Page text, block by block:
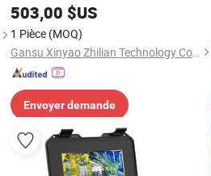
1.28in Caméra Insta 360 Caméra
Sportive Mini Vidéo
503,00 $US
1 Pièce (MOQ)
Gansu Xinyao Zhilian Technology Co., Ltd.
Envoyer demande